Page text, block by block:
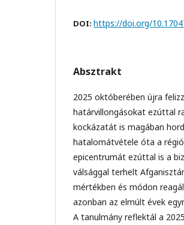
DOI: https://doi.org/
Absztrakt
2025 októberében újra
határvillongásokat ezúttal
kockázatát is magában
hatalomátvétele óta a
epicentrumát ezúttal is a
válsággal terhelt
mértékben és módon
azonban az elmúlt évek
A tanulmány reflektál a